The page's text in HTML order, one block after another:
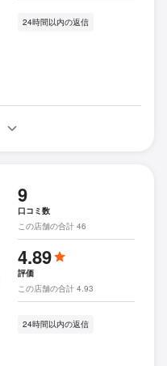
24時間以内の返信
9
口コミ数
この店舗の合計 46
4.89
評価
この店舗の合計 4.93
24時間以内の返信